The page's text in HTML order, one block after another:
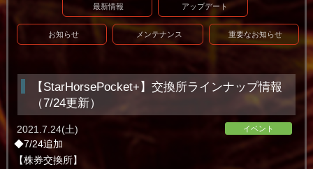
最新情報 アップデート
お知らせ メンテナンス 重要なお知らせ
【StarHorsePocket+】交換所ラインナップ情報
（7/24更新）
イベント
2021.7.24(土)
◆7/24追加
【株券交換所】